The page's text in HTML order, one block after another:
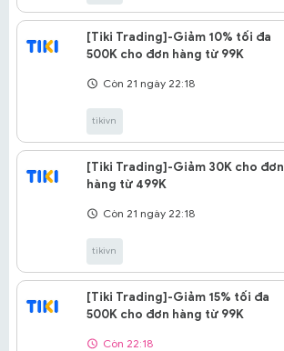
[Tiki Trading]-Giảm 10% tối đa
500K cho đơn hàng từ 99K
Còn 21 ngày 22:18
tikivn
[Tiki Trading]-Giảm 30K cho đơn
hàng từ 499K
Còn 21 ngày 22:18
tikivn
[Tiki Trading]-Giảm 15% tối đa
500K cho đơn hàng từ 99K
Còn 22:18